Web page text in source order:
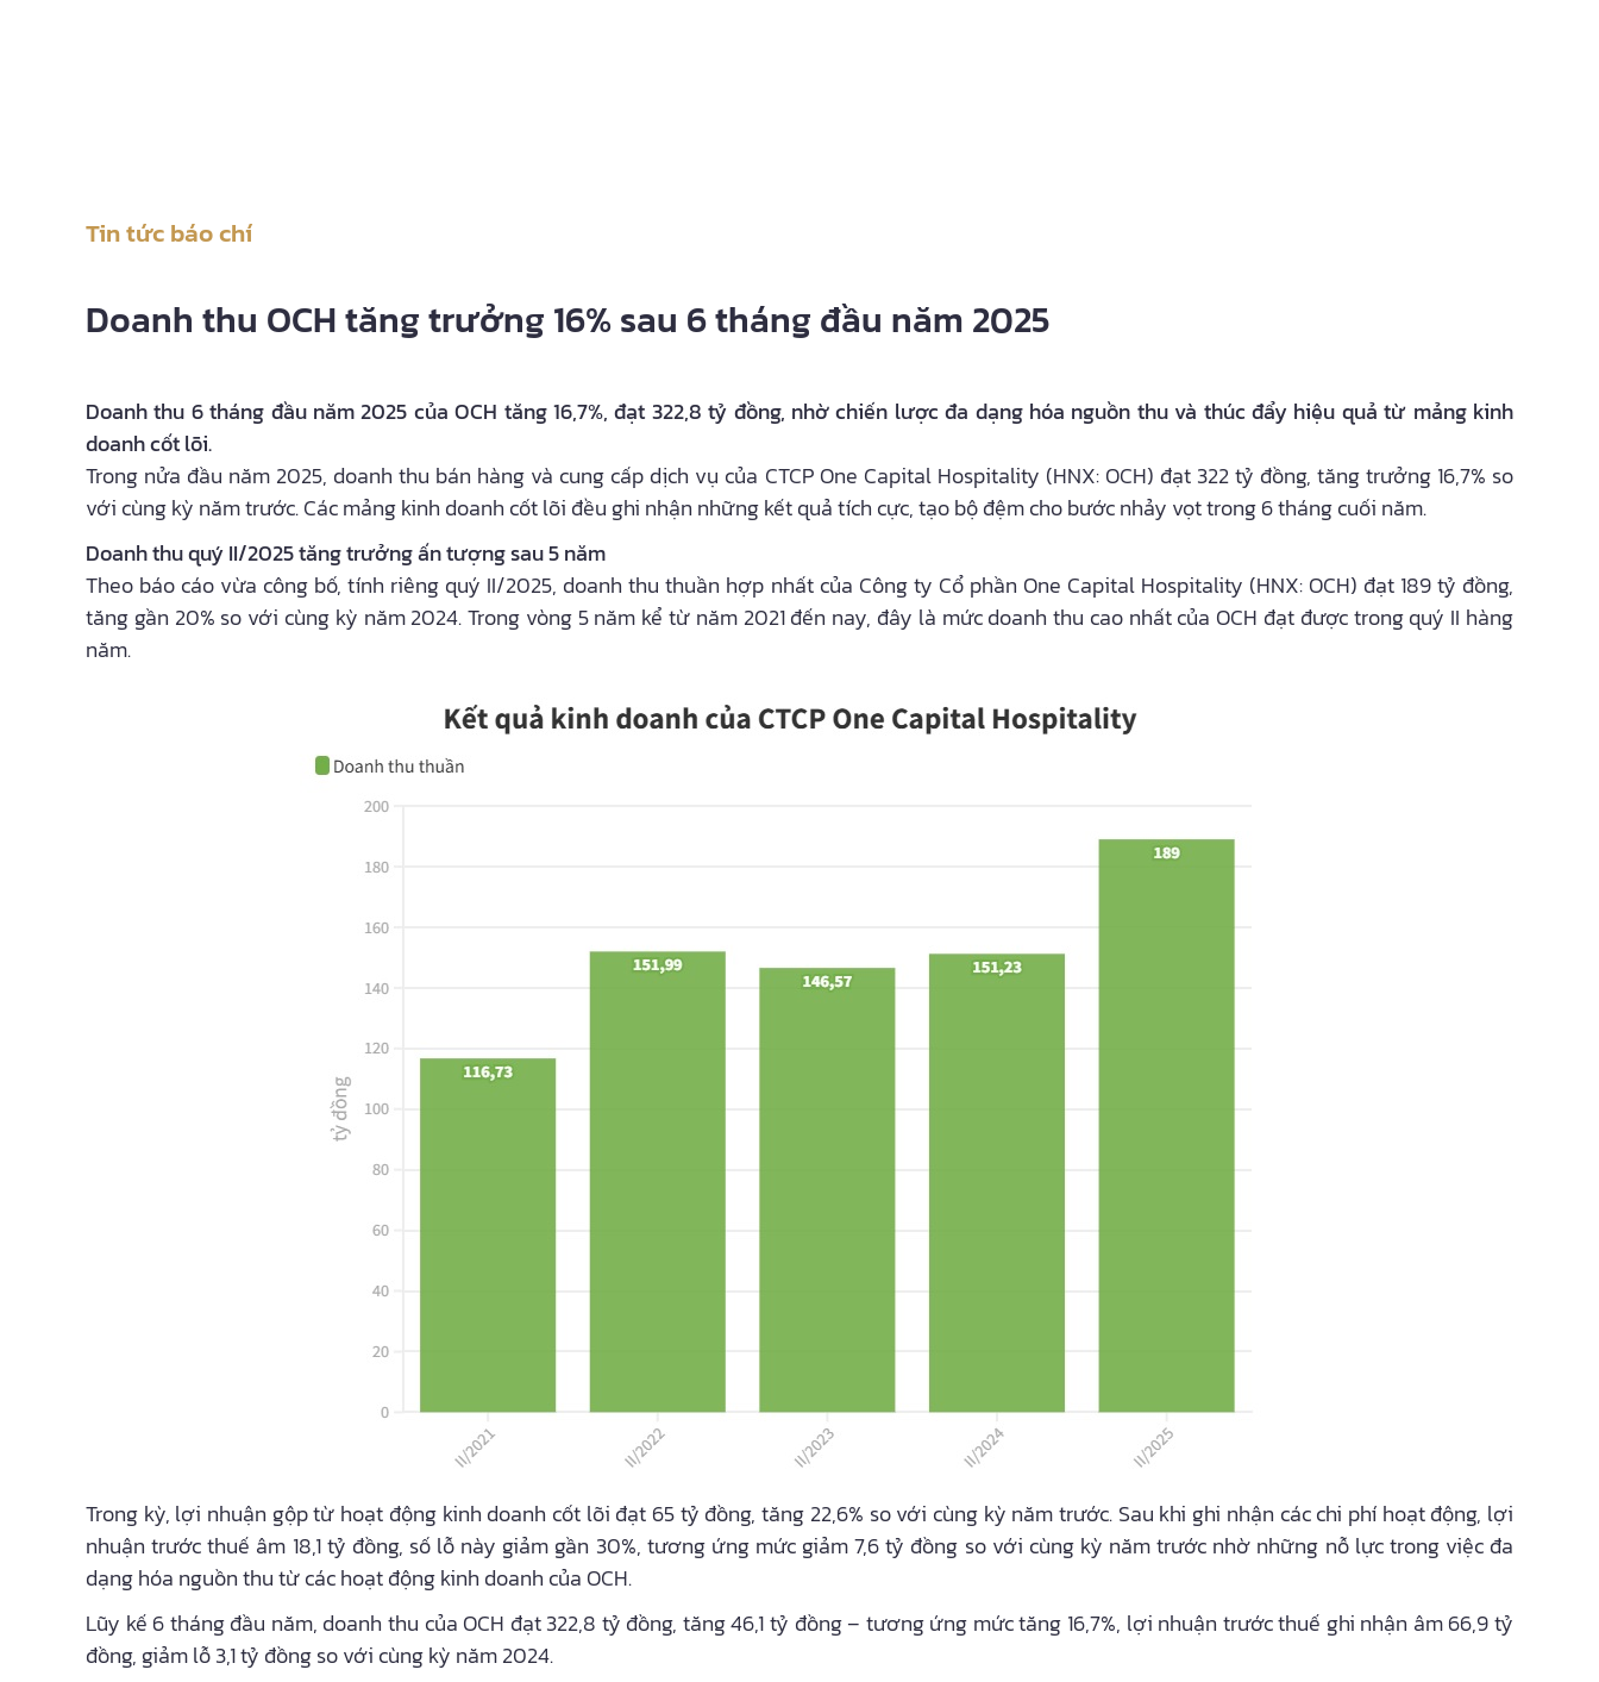
Tin tức báo chí
Doanh thu OCH tăng trưởng 16% sau 6 tháng đầu năm 2025
Doanh thu 6 tháng đầu năm 2025 của OCH tăng 16,7%, đạt 322,8 tỷ đồng, nhờ chiến lược đa dạng hóa nguồn thu và thúc đẩy hiệu quả từ mảng kinh
doanh cốt lõi.
Trong nửa đầu năm 2025, doanh thu bán hàng và cung cấp dịch vụ của CTCP One Capital Hospitality (HNX: OCH) đạt 322 tỷ đồng, tăng trưởng 16,7% so
với cùng kỳ năm trước. Các mảng kinh doanh cốt lõi đều ghi nhận những kết quả tích cực, tạo bộ đệm cho bước nhảy vọt trong 6 tháng cuối năm.
Doanh thu quý II/2025 tăng trưởng ấn tượng sau 5 năm
Theo báo cáo vừa công bố, tính riêng quý II/2025, doanh thu thuần hợp nhất của Công ty Cổ phần One Capital Hospitality (HNX: OCH) đạt 189 tỷ đồng,
tăng gần 20% so với cùng kỳ năm 2024. Trong vòng 5 năm kể từ năm 2021 đến nay, đây là mức doanh thu cao nhất của OCH đạt được trong quý II hàng
năm.
Trong kỳ, lợi nhuận gộp từ hoạt động kinh doanh cốt lõi đạt 65 tỷ đồng, tăng 22,6% so với cùng kỳ năm trước. Sau khi ghi nhận các chi phí hoạt động, lợi
nhuận trước thuế âm 18,1 tỷ đồng, số lỗ này giảm gần 30%, tương ứng mức giảm 7,6 tỷ đồng so với cùng kỳ năm trước nhờ những nỗ lực trong việc đa
dạng hóa nguồn thu từ các hoạt động kinh doanh của OCH.
Lũy kế 6 tháng đầu năm, doanh thu của OCH đạt 322,8 tỷ đồng, tăng 46,1 tỷ đồng – tương ứng mức tăng 16,7%, lợi nhuận trước thuế ghi nhận âm 66,9 tỷ
đồng, giảm lỗ 3,1 tỷ đồng so với cùng kỳ năm 2024.